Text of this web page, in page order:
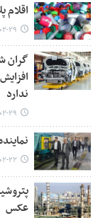
اقلام پلاستیکی
۱۴۰۵-
گران
ندارد
۱۴۰۵-
۱۴۰۵-
عکس